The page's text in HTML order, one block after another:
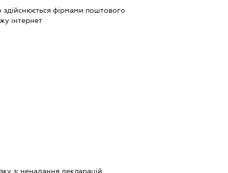
здійснюється фірмами поштового
інтернет
з: ненадання декларацiй